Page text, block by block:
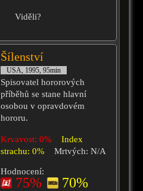
Viděli?
Šílenství
USA, 1995, 95min
Spisovatel hororových
příběhů se stane hlavní
osobou v opravdovém
hororu.
Krvavost: 0%
Index
strachu: 0%
Mrtvých: N/A
Hodnocení:
75% 70%